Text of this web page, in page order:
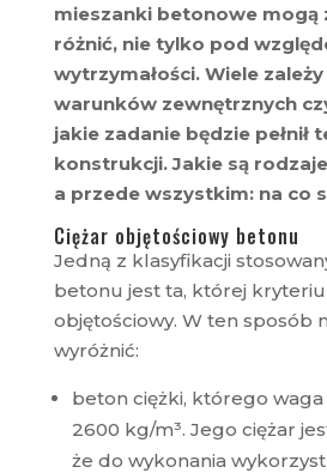
mieszanki betonowe mogą
różnić, nie tylko pod
wytrzymałości. Wiele
warunków zewnętrznych
jakie zadanie będzie pełnił
konstrukcji. Jakie są
a przede wszystkim: na co
Ciężar objętościowy betonu
Jedną z klasyfikacji
betonu jest ta, której
objętościowy. W ten sposób
wyróżnić:
beton ciężki, którego
2600 kg/m³. Jego ciężar
że do wykonania